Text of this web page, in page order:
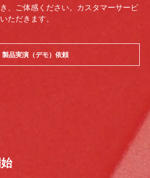
、ご体感ください。カスタマーサービ
ただきます。
製品実演（デモ）依頼